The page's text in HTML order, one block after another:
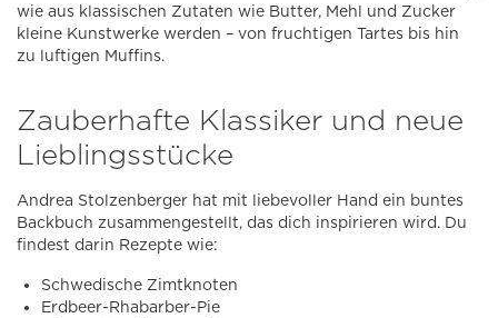
wie aus klassischen Zutaten wie Butter, Mehl und Zucker
kleine Kunstwerke werden – von fruchtigen Tartes bis hin
zu luftigen Muffins.
Zauberhafte Klassiker und neue
Lieblingsstücke
Andrea Stolzenberger hat mit liebevoller Hand ein buntes
Backbuch zusammengestellt, das dich inspirieren wird. Du
findest darin Rezepte wie:
Schwedische Zimtknoten
Erdbeer-Rhabarber-Pie